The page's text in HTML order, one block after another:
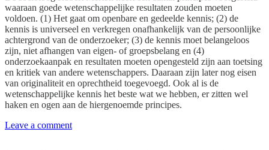
waaraan goede wetenschappelijke resultaten zouden moeten
voldoen. (1) Het gaat om openbare en gedeelde kennis; (2) de
kennis is universeel en verkregen onafhankelijk van de persoonlijke
achtergrond van de onderzoeker; (3) de kennis moet belangeloos
zijn, niet afhangen van eigen- of groepsbelang en (4)
onderzoekaanpak en resultaten moeten opengesteld zijn aan toetsing
en kritiek van andere wetenschappers. Daaraan zijn later nog eisen
van originaliteit en oprechtheid toegevoegd. Ook al is de
wetenschappelijke kennis het beste wat we hebben, er zitten wel
haken en ogen aan de hiergenoemde principes.
Leave a comment